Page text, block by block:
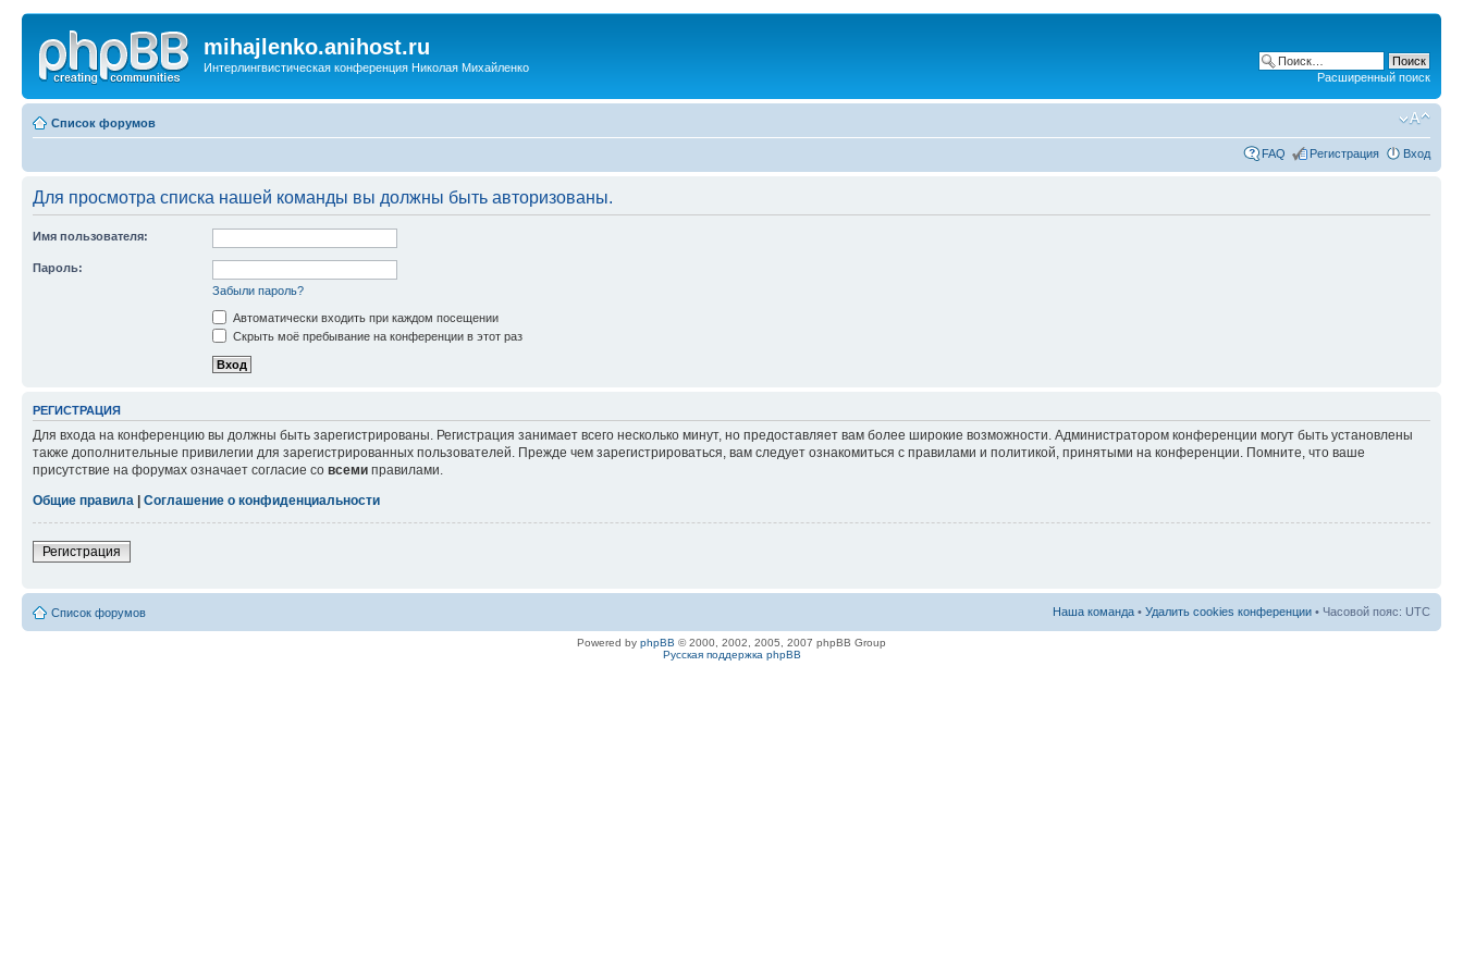
mihajlenko.anihost.ru
Интерлингвистическая конференция Николая Михайленко
Расширенный поиск
Список форумов
FAQ Регистрация Вход
Для просмотра списка нашей команды вы должны быть авторизованы.
Имя пользователя:
Пароль:
Забыли пароль?
Автоматически входить при каждом посещении
Скрыть моё пребывание на конференции в этот раз
РЕГИСТРАЦИЯ
Для входа на конференцию вы должны быть зарегистрированы. Регистрация занимает всего несколько минут, но предоставляет вам более широкие возможности. Администратором конференции могут быть установлены
также дополнительные привилегии для зарегистрированных пользователей. Прежде чем зарегистрироваться, вам следует ознакомиться с правилами и политикой, принятыми на конференции. Помните, что ваше
присутствие на форумах означает согласие со всеми правилами.
Общие правила
Соглашение о конфиденциальности
Регистрация
Список форумов Наша команда • Удалить cookies конференции • Часовой пояс: UTC
Powered by phpBB © 2000, 2002, 2005, 2007 phpBB Group
Русская поддержка phpBB